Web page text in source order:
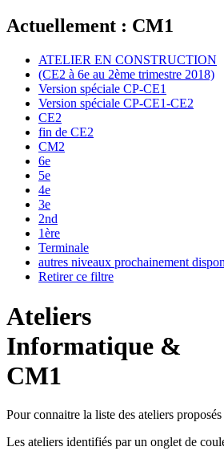
Actuellement : CM1
ATELIER EN CONSTRUCTION
(CE2 à 6e au 2ème trimestre 2018)
Version spéciale CP-CE1
Version spéciale CP-CE1-CE2
CE2
fin de CE2
CM2
6e
5e
4e
3e
2nd
1ère
Terminale
autres niveaux prochainement
Retirer ce filtre
Ateliers
Informatique &
CM1
Pour connaitre la liste des ateliers
Les ateliers identifiés par un onglet de